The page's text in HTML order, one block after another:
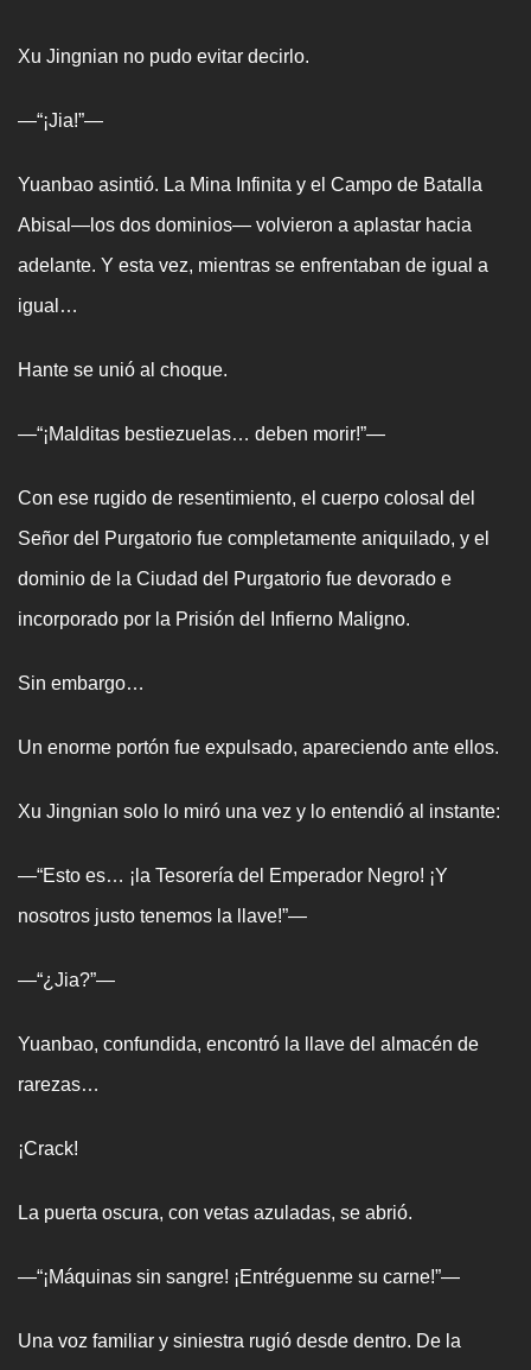
Xu Jingnian no pudo evitar decirlo.
—“¡Jia!”—
Yuanbao asintió. La Mina Infinita y el Campo de Batalla
Abisal—los dos dominios— volvieron a aplastar hacia
adelante. Y esta vez, mientras se enfrentaban de igual a
igual…
Hante se unió al choque.
—“¡Malditas bestiezuelas… deben morir!”—
Con ese rugido de resentimiento, el cuerpo colosal del
Señor del Purgatorio fue completamente aniquilado, y el
dominio de la Ciudad del Purgatorio fue devorado e
incorporado por la Prisión del Infierno Maligno.
Sin embargo…
Un enorme portón fue expulsado, apareciendo ante ellos.
Xu Jingnian solo lo miró una vez y lo entendió al instante:
—“Esto es… ¡la Tesorería del Emperador Negro! ¡Y
nosotros justo tenemos la llave!”—
—“¿Jia?”—
Yuanbao, confundida, encontró la llave del almacén de
rarezas…
¡Crack!
La puerta oscura, con vetas azuladas, se abrió.
—“¡Máquinas sin sangre! ¡Entréguenme su carne!”—
Una voz familiar y siniestra rugió desde dentro. De la